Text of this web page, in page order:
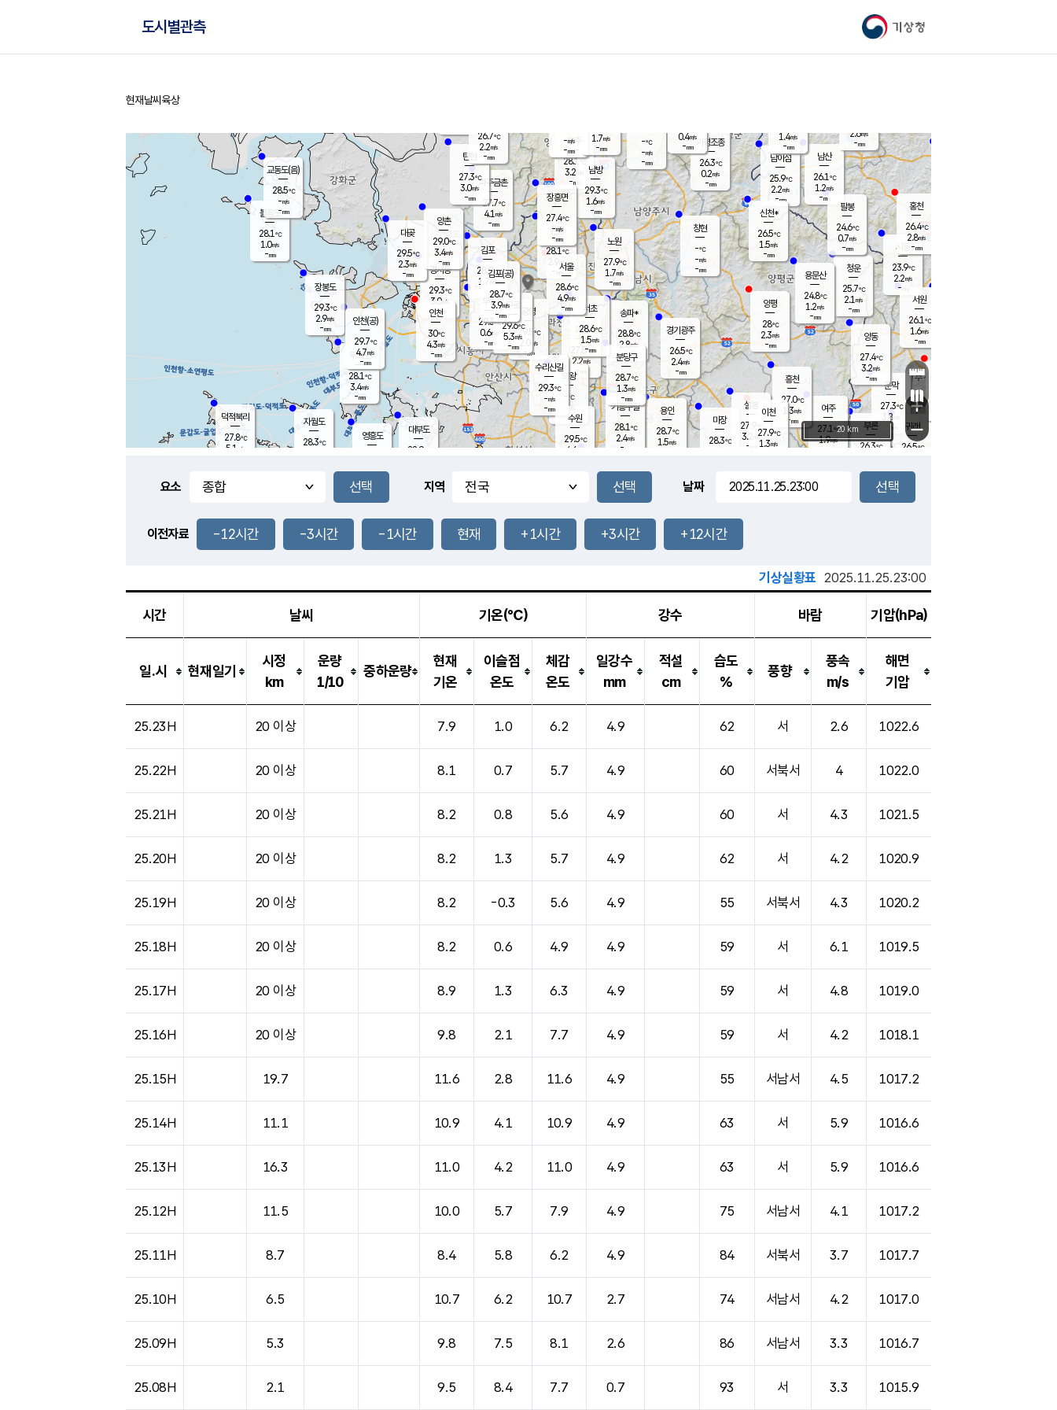
기상청
도시별관측
홈
현재날씨 육상
풍도
4.0m/s
문막
27.3℃
3.8
mm
남이섬
25.9℃
2.2m/s
-mm
무의도
28.1℃
3.4m/s
-mm
영흥도
볼음도
28.1℃
1.0m/s
-mm
자월도
28.3℃
양주
28.1℃
3.2
-mm
부론
26.3℃
과천
27.8℃
2.2m/s
- mm
남산
26.1℃
1.2m/s
-mm
장봉도
29.3℃
2.9m/s
-mm
-mm
청운
25.7℃
2.1 m/s
-mm
팔봉
24.6℃
0.7m/s
-mm
-mm
용인
28.7℃
1.5m/s
여주
27.1℃
1.9m/s
양동
27.4℃
3.2m/s
-mm
경기광주
26.5℃
2.4m/s
-mm
장호원
1.4m/s
-mm
28.5
℃
대부도
28.9
-
경서동
29.3℃
3.0m/s
-mm
파주금촌
27.7℃
4.1 m/s
-mm
가평조종
26.3℃
0.2m/s
-mm
-℃
-m/s
-mm
대곶
29.5℃
2.3m/s
-mm
신천*
26.5℃
1.5m/s
-mm
창현
-℃
-m/s
-mm
탄현
27.3℃
3.0m/s
-mm
0.4m/s
-mm
29.3℃
1.3m/s
-mm
흥천
27.0℃
1.3m/s
-mm
마장
28.3℃
의왕
- ℃
m/s
mm
김포
28.9℃
1.7 m/s
mm
설봉
27.9
3.2 m/s
- mm
광명
29.5 ℃
2.0 m/s
-mm
부천
29.3℃
0.6m/s
-mm
-mm
양촌
29.0℃
3.4m/s
-mm
구로
29.6℃
5.3m/s
-mm
은평
28.1℃
2.9 m/s
- mm
노원
27.9℃
1.7m/s
-mm
송파*
28.8℃
2.8m/s
-mm
서초
28.6℃
1.5m/s
-mm
남방
29.3℃
1.6m/s
-mm
기흥구갈
28.1℃
2.4m/s
-
수리산길
29.3℃
-m/s
-mm
분당구
28.7℃
1.3m/s
-mm
장흥면
27.4℃
-m/s
-mm
-m/s
-mm
시동
23.9℃
2.2m/s
- mm
귀래
26.5℃
서원
26.1℃
1.6m/s
-mm
용문산
24.8℃
1.2m/s
-mm
덕적북리
27.8℃
5.1 m/s
인천(공)
29.7℃
4.7m/s
-mm
김포(공)
28.7℃
3.9m/s
-mm
교동도(음)
28.5℃
-m/s
-mm
홍천
26.4℃
2.8m/s
-mm
이천
27.9℃
1.3m/s
양평
28℃
2.3m/s
-mm
수원
29.5℃
4.6 m/s
인천
30℃
4.3m/s
-mm
서울
28.6℃
4.9m/s
-mm
2.6m/s
-mm
26.7℃
2.2m/s
-mm
1.7m/s
-mm
+
−
20 km
요소 지역 날짜
이전자료 -12시간 -3시간 -1시간 현재 +1시간 +3시간 +12시간
기상실황표 2025.11.25.23:00
시간 날씨 기온(℃) 강수 바람 기압(hPa)
일.시 현재일기
시정
km
운량
1/10
중하운량
현재
기온
이슬점
온도
체감
온도
일강수
mm
적설
cm
습도
%
풍향
풍속
m/s
해면
기압
25.23H 20 이상 7.9 1.0 6.2 4.9 62 서 2.6 1022.6
25.22H 20 이상 8.1 0.7 5.7 4.9 60 서북서 4 1022.0
25.21H 20 이상 8.2 0.8 5.6 4.9 60 서 4.3 1021.5
25.20H 20 이상 8.2 1.3 5.7 4.9 62 서 4.2 1020.9
25.19H 20 이상 8.2 -0.3 5.6 4.9 55 서북서 4.3 1020.2
25.18H 20 이상 8.2 0.6 4.9 4.9 59 서 6.1 1019.5
25.17H 20 이상 8.9 1.3 6.3 4.9 59 서 4.8 1019.0
25.16H 20 이상 9.8 2.1 7.7 4.9 59 서 4.2 1018.1
25.15H 19.7 11.6 2.8 11.6 4.9 55 서남서 4.5 1017.2
25.14H 11.1 10.9 4.1 10.9 4.9 63 서 5.9 1016.6
25.13H 16.3 11.0 4.2 11.0 4.9 63 서 5.9 1016.6
25.12H 11.5 10.0 5.7 7.9 4.9 75 서남서 4.1 1017.2
25.11H 8.7 8.4 5.8 6.2 4.9 84 서북서 3.7 1017.7
25.10H 6.5 10.7 6.2 10.7 2.7 74 서남서 4.2 1017.0
25.09H 5.3 9.8 7.5 8.1 2.6 86 서남서 3.3 1016.7
25.08H 2.1 9.5 8.4 7.7 0.7 93 서 3.3 1015.9